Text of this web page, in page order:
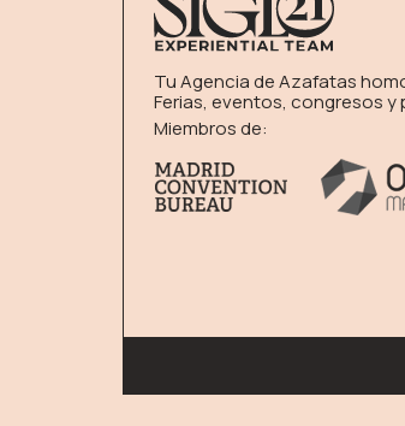
Tu Agencia de Azafatas
Ferias, eventos, congresos y
Miembros de: